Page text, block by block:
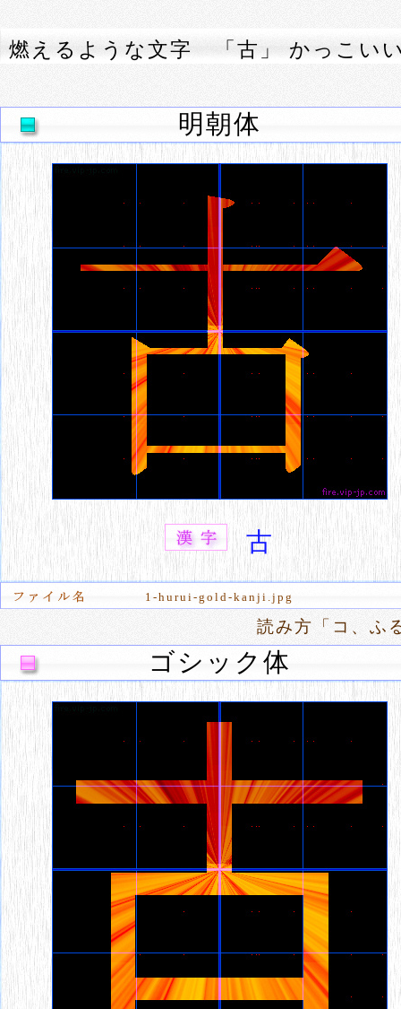
燃えるような文字 「古」 かっこい
明朝体
古
1-hurui-gold-kanji.jpg
読み方「コ、ふ
ゴシック体